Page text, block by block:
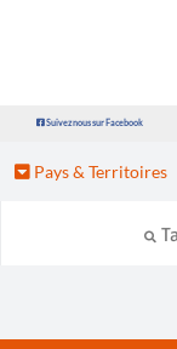
Suivez nous sur Facebook
Pays & Territoires